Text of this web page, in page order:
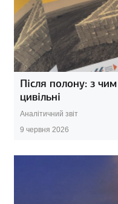
Після полону: з
цивільні
Аналітичний звіт
9 червня 2026